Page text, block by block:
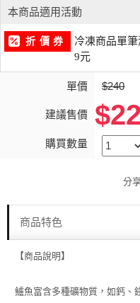
本商品適用活動
折 價 券
冷凍商品單
9元
單價 $240
建議售價
購買數量
分
商品特色
【商品說明】
鱸魚富含多種礦物質，如鈣、